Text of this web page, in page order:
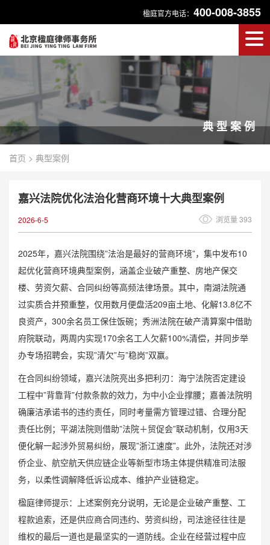
楹庭官方电话： 400-008-3855
典型案例
首页 > 典型案例
嘉兴法院优化法治化营商环境十大典型案例
2026-6-5 浏览量 393
2025年，嘉兴法院围绕”法治是最好的营商环境”，集中发布10
起优化营商环境典型案例，涵盖企业破产重整、房地产保交
楼、劳资欠薪、合同纠纷等高频法律场景。其中，南湖法院通
过实质合并预重整，仅用数月便盘活209亩土地、化解13.8亿不
良资产，300余名员工保住饭碗；秀洲法院在破产清算案中借助
府院联动，两周内实现170余名工人欠薪100%清偿，并同步举
办专场招聘会，实现”清欠”与”稳岗”双赢。
在合同纠纷领域，嘉兴法院亮出多把利刃：海宁法院否定建设
工程中”背靠背”付款条款的效力，为中小企业撑腰；嘉善法院明
确廉洁承诺书的违约责任，同时考量需方管理过错、合理分配
责任比例；平湖法院则借助”法院＋贸促会”联动机制，仅用3天
便化解一起涉外贸易纠纷，展现”浙江速度”。此外，法院还对涉
侨企业、航空航天供应链企业等新型市场主体提供精准司法服
务，以柔性调解降低诉讼成本、维护产业链稳定。
楹庭律师提示：上述案例充分说明，无论是企业破产重整、工
程款追索，还是供应商合同违约、劳资纠纷，司法途径往往是
维权的最后一道也是最坚实的一道防线。企业在经营过程中应